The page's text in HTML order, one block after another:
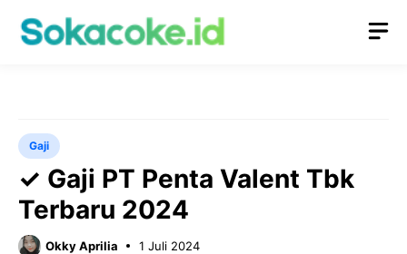
Gaji
✓ Gaji PT Penta Valent Tbk
Terbaru 2024
Okky Aprilia 1 Juli 2024